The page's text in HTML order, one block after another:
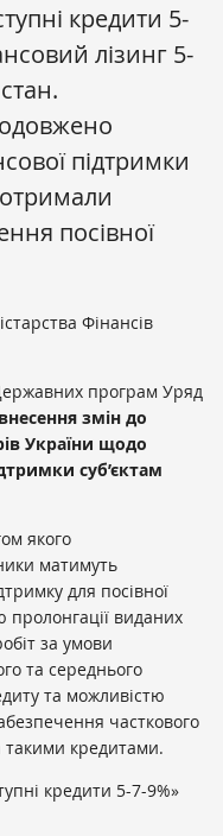
кредити 5-
лізинг 5-
підтримки
посівної
Фінансів
програм Уряд
змін до
України щодо
суб’єктам
якого
матимуть
для посівної
пролонгації виданих
за умови
та середнього
та можливістю
часткового
такими кредитами.
кредити 5-7-9%»